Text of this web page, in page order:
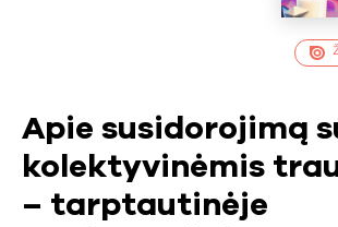
Apie susidorojimą
kolektyvinėmis
– tarptautinėje